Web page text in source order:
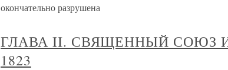
окончательно разрушена
ГЛАВА II. СВЯЩЕННЫЙ СОЮЗ
1823